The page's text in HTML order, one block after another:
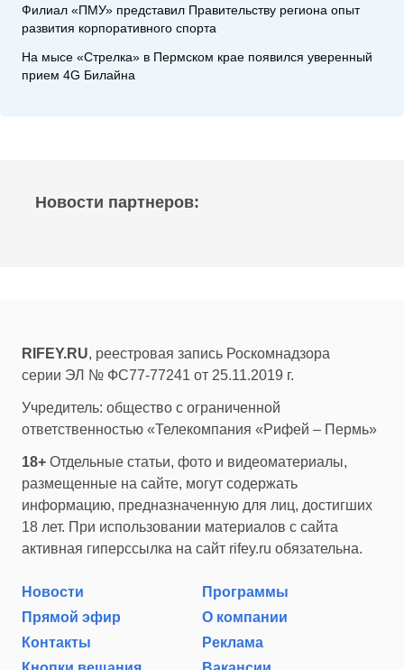
Филиал «ПМУ» представил Правительству региона опыт
развития корпоративного спорта
На мысе «Стрелка» в Пермском крае появился уверенный
прием 4G Билайна
Новости партнеров:
RIFEY.RU, реестровая запись Роскомнадзора
серии ЭЛ № ФС77-77241 от 25.11.2019 г.
Учредитель: общество с ограниченной
ответственностью «Телекомпания «Рифей – Пермь»
18+ Отдельные статьи, фото и видеоматериалы,
размещенные на сайте, могут содержать
информацию, предназначенную для лиц, достигших
18 лет. При использовании материалов с сайта
активная гиперссылка на сайт rifey.ru обязательна.
Новости
Программы
Прямой эфир
О компании
Контакты
Реклама